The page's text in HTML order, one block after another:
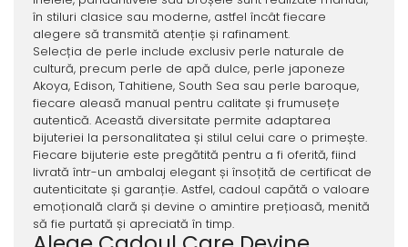
în stiluri clasice sau moderne, astfel încât fiecare
alegere să transmită atenție și rafinament.
Selecția de perle include exclusiv perle naturale de
cultură, precum perle de apă dulce, perle japoneze
Akoya, Edison, Tahitiene, South Sea sau perle baroque,
fiecare aleasă manual pentru calitate și frumusețe
autentică. Această diversitate permite adaptarea
bijuteriei la personalitatea și stilul celui care o primește.
Fiecare bijuterie este pregătită pentru a fi oferită, fiind
livrată într-un ambalaj elegant și însoțită de certificat de
autenticitate și garanție. Astfel, cadoul capătă o valoare
emoțională clară și devine o amintire prețioasă, menită
să fie purtată și apreciată în timp.